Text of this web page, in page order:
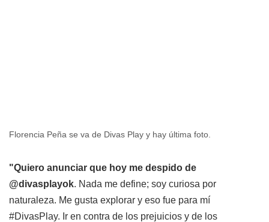
Florencia Peña se va de Divas Play y hay última foto.
"Quiero anunciar que hoy me despido de
@divasplayok. Nada me define; soy curiosa por
naturaleza. Me gusta explorar y eso fue para mí
#DivasPlay. Ir en contra de los prejuicios y de los